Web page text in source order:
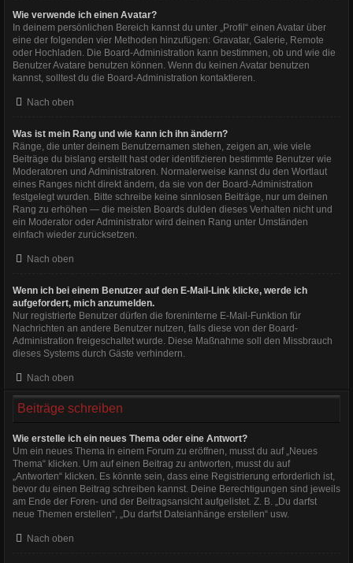
Wie verwende ich einen Avatar?
In deinem persönlichen Bereich kannst du unter „Profil“ einen Avatar über
eine der folgenden vier Methoden hinzufügen: Gravatar, Galerie, Remote
oder Hochladen. Die Board-Administration kann bestimmen, ob und wie die
Benutzer Avatare benutzen können. Wenn du keinen Avatar benutzen
kannst, solltest du die Board-Administration kontaktieren.
Nach oben
Was ist mein Rang und wie kann ich ihn ändern?
Ränge, die unter deinem Benutzernamen stehen, zeigen an, wie viele
Beiträge du bislang erstellt hast oder identifizieren bestimmte Benutzer wie
Moderatoren und Administratoren. Normalerweise kannst du den Wortlaut
eines Ranges nicht direkt ändern, da sie von der Board-Administration
festgelegt wurden. Bitte schreibe keine sinnlosen Beiträge, nur um deinen
Rang zu erhöhen — die meisten Boards dulden dieses Verhalten nicht und
ein Moderator oder Administrator wird deinen Rang unter Umständen
einfach wieder zurücksetzen.
Nach oben
Wenn ich bei einem Benutzer auf den E-Mail-Link klicke, werde ich
aufgefordert, mich anzumelden.
Nur registrierte Benutzer dürfen die foreninterne E-Mail-Funktion für
Nachrichten an andere Benutzer nutzen, falls diese von der Board-
Administration freigeschaltet wurde. Diese Maßnahme soll den Missbrauch
dieses Systems durch Gäste verhindern.
Nach oben
Beiträge schreiben
Wie erstelle ich ein neues Thema oder eine Antwort?
Um ein neues Thema in einem Forum zu eröffnen, musst du auf „Neues
Thema“ klicken. Um auf einen Beitrag zu antworten, musst du auf
„Antworten“ klicken. Es könnte sein, dass eine Registrierung erforderlich ist,
bevor du einen Beitrag schreiben kannst. Deine Berechtigungen sind jeweils
am Ende der Foren- und der Beitragsansicht aufgelistet. Z. B. „Du darfst
neue Themen erstellen“, „Du darfst Dateianhänge erstellen“ usw.
Nach oben